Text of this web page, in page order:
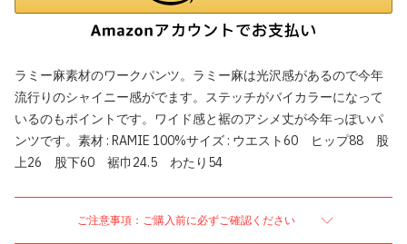
ラミー麻素材のワークパンツ。ラミー麻は光沢感があるので今年
流行りのシャイニー感がでます。ステッチがバイカラーになって
いるのもポイントです。ワイド感と裾のアシメ丈が今年っぽいパ
ンツです。素材 : RAMIE 100%サイズ : ウエスト60 ヒップ88 股
上26 股下60 裾巾24.5 わたり54
ご注意事項：ご購入前に必ずご確認ください